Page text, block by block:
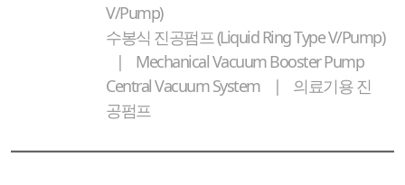
V/Pump)
수봉식 진공펌프 (Liquid Ring Type V/Pump)
| Mechanical Vacuum Booster Pump
Central Vacuum System | 의료기용 진
공펌프